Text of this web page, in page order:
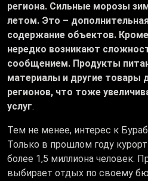
региона. Сильные морозы
летом. Это –
содержание объектов.
нередко возникают
сообщением. Продукты
материалы и другие товары
регионов, что тоже
услуг.
Тем не менее, интерес к
Только в прошлом году
более 1,5 миллиона человек.
выбирает отдых по своему